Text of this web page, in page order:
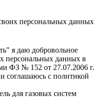
персональных данных
я даю добровольное
персональных данных в
ФЗ № 152 от 27.07.2006 г.
соглашаюсь с политикой